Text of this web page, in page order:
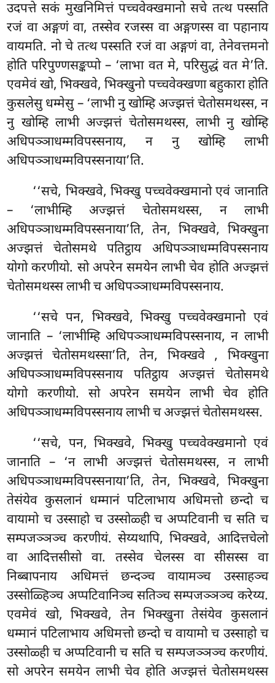
उदपत्ते सकं मुखनिमित्तं पच्चवेक्खमानो सचे तत्थ पस्सति
रजं वा अङ्गणं वा, तस्सेव रजस्स वा अङ्गणस्स वा पहानाय
वायमति. नो चे तत्थ पस्सति रजं वा अङ्गणं वा, तेनेवत्तमनो
होतिपरिपुण्णसङ्कप्पो – ‘लाभा वत मे, परिसुद्धं वत मे’ति.
एवमेवं खो, भिक्खवे, भिक्खुनो पच्चवेक्खणा बहुकारा होति
कुसलेसु धम्मेसु – ‘लाभी नु खोम्हि अज्झत्तं चेतोसमथस्स, न
नु खोम्हि लाभी अज्झत्तं चेतोसमथस्स, लाभी नु खोम्हि
अधिपञ्ञाधम्मविपस्सनाय, न नु खोम्हि लाभी
अधिपञ्ञाधम्मविपस्सनाया’ति.
‘‘सचे, भिक्खवे, भिक्खु पच्चवेक्खमानो एवं जानाति
– ‘लाभीम्हि अज्झत्तं चेतोसमथस्स, न लाभी
अधिपञ्ञाधम्मविपस्सनाया’ति, तेन, भिक्खवे, भिक्खुना
अज्झत्तं चेतोसमथे पतिट्ठाय अधिपञ्ञाधम्मविपस्सनाय
योगो करणीयो. सो अपरेन समयेन लाभी चेव होति अज्झत्तं
चेतोसमथस्स लाभी च अधिपञ्ञाधम्मविपस्सनाय.
‘‘सचे पन, भिक्खवे, भिक्खु पच्चवेक्खमानो एवं
जानाति – ‘लाभीम्हि अधिपञ्ञाधम्मविपस्सनाय, न लाभी
अज्झत्तं चेतोसमथस्सा’ति, तेन, भिक्खवे , भिक्खुना
अधिपञ्ञाधम्मविपस्सनाय पतिट्ठाय अज्झत्तं चेतोसमथे
योगो करणीयो. सो अपरेन समयेन लाभी चेव होति
अधिपञ्ञाधम्मविपस्सनाय लाभी च अज्झत्तं चेतोसमथस्स.
‘‘सचे, पन, भिक्खवे, भिक्खु पच्चवेक्खमानो एवं
जानाति – ‘न लाभी अज्झत्तं चेतोसमथस्स, न लाभी
अधिपञ्ञाधम्मविपस्सनाया’ति, तेन, भिक्खवे, भिक्खुना
तेसंयेव कुसलानं धम्मानं पटिलाभाय अधिमत्तो छन्दो च
वायामो च उस्साहो च उस्सोळ्ही च अप्पटिवानी च सति च
सम्पजञ्ञञ्च करणीयं. सेय्यथापि, भिक्खवे, आदित्तचेलो
वा आदित्तसीसो वा. तस्सेव चेलस्स वा सीसस्स वा
निब्बापनाय अधिमत्तं छन्दञ्च वायामञ्च उस्साहञ्च
उस्सोळ्हिञ्च अप्पटिवानिञ्च सतिञ्च सम्पजञ्ञञ्च करेय्य.
एवमेवं खो, भिक्खवे, तेन भिक्खुना तेसंयेव कुसलानं
धम्मानं पटिलाभाय अधिमत्तो छन्दो च वायामोच उस्साहो च
उस्सोळ्ही च अप्पटिवानी च सति च सम्पजञ्ञञ्च करणीयं.
सो अपरेन समयेन लाभी चेव होति अज्झत्तं चेतोसमथस्स